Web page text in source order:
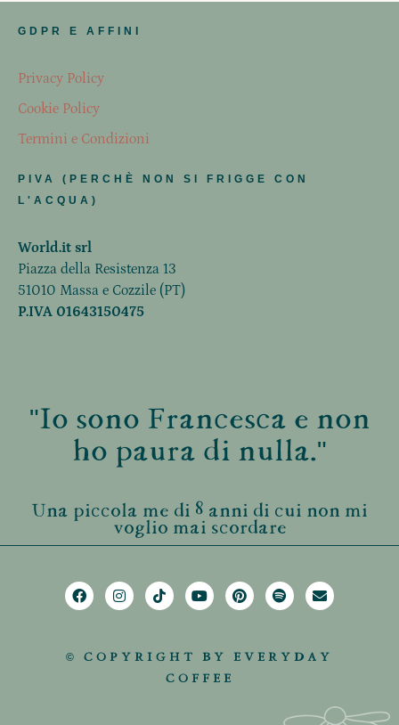
GDPR E AFFINI
Privacy Policy
Cookie Policy
Termini e Condizioni
PIVA (PERCHÈ NON SI FRIGGE CON
L'ACQUA)
World.it srl
Piazza della Resistenza 13
51010 Massa e Cozzile (PT)
P.IVA 01643150475
"Io sono Francesca e non
ho paura di nulla."
Una piccola me di 8 anni di cui non mi
voglio mai scordare
© COPYRIGHT BY EVERYDAY
COFFEE